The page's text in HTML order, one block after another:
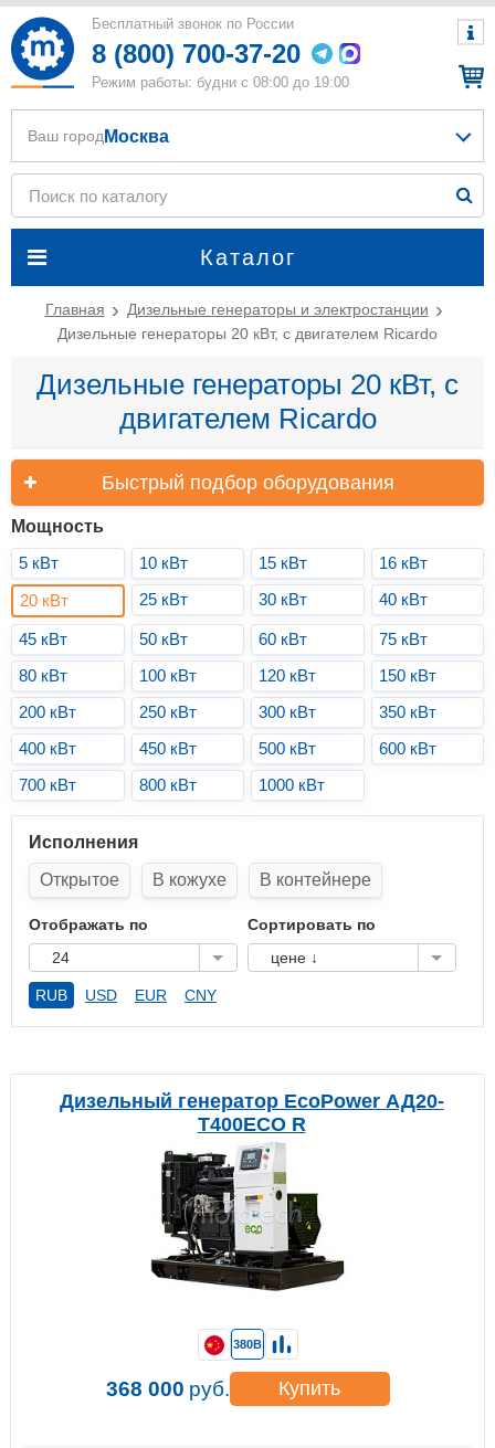
Бесплатный звонок по России
8 (800) 700-37-20
Режим работы: будни с 08:00 до 19:00
Каталог
Ваш город Москва
Главная
Дизельные генераторы и электростанции
Дизельные генераторы 20 кВт, с двигателем Ricardo
Дизельные генераторы 20 кВт, с
двигателем Ricardo
Быстрый подбор оборудования
Мощность
5 кВт
10 кВт 15 кВт
16 кВт
20 кВт
25 кВт 30 кВт 40 кВт
45 кВт 50 кВт 60 кВт
75 кВт
80 кВт
100 кВт 120 кВт
150 кВт
200 кВт
250 кВт 300 кВт
350 кВт
400 кВт
450 кВт 500 кВт
600 кВт
700 кВт
800 кВт 1000 кВт
Исполнения
Открытое
В кожухе В контейнере
Отображать по
24
Сортировать по
цене ↓
RUB USD EUR CNY
Дизельный генератор EcoPower АД20-
T400ECO R
380В
368 000 руб. Купить